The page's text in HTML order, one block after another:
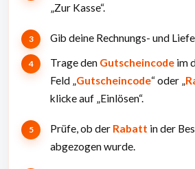
„Zur Kasse“.
Gib deine Rechnungs- und
Trage den Gutscheincode im
Feld „Gutscheincode“ oder „
klicke auf „Einlösen“.
Prüfe, ob der Rabatt in der
abgezogen wurde.